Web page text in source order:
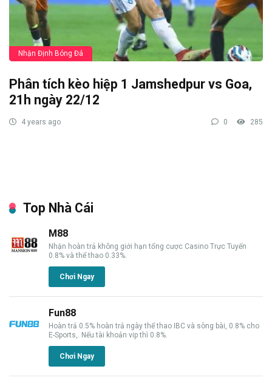
Nhận Định Bóng Đá
Phân tích kèo hiệp 1 Jamshedpur vs Goa,
21h ngày 22/12
4 years ago 0 285
Top Nhà Cái
M88
Nhận hoàn trả không giới hạn tổng cược Casino Trực Tuyến
0.8% và thể thao 0.33%.
Chơi Ngay
Fun88
Hoàn trả 0.5% hoàn trả ngày thể thao IBC và sòng bài, 0.8% cho
E-Sports,. Nếu tài khoản vip thì 0.8%.
Chơi Ngay